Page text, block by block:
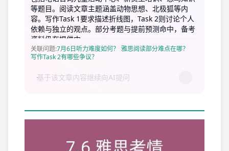
等题目。阅读文章主题涵盖动物思想、北极狐等内
容。写作Task 1要求描述折线图，Task 2则讨论个人
依赖与独立的观点。部分考题与提前预测命中，备考
资料仍在提供中。
关联问题:7月6日听力难度如何？ 雅思阅读部分难点在哪？
写作Task 2有哪些争议？